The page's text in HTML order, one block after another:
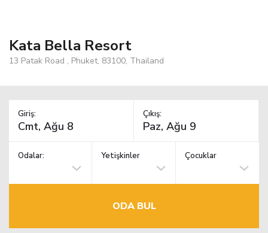
Kata Bella Resort
13 Patak Road , Phuket, 83100, Thailand
Giriş: Çıkış:
Odalar: Yetişkinler Çocuklar
ODA BUL